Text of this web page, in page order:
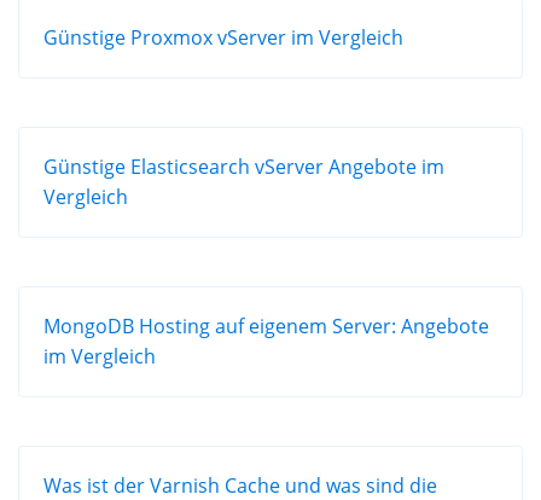
Günstige Proxmox vServer im Vergleich
Günstige Elasticsearch vServer Angebote im
Vergleich
MongoDB Hosting auf eigenem Server: Angebote
im Vergleich
Was ist der Varnish Cache und was sind die